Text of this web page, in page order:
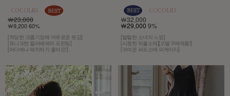
￦23,000
￦9,200 60%
[적당한 크롭기장에 여유로운 핏감]
[유니크한 컬러배색의 프린팅]
[어디에나 매치하기 좋아요!]
￦32,000
￦29,000 9%
[발랄한 소녀의 느낌]
[시원한 와플소재][모델구매제품!]
[귀여운 퍼프소매 피케이티]